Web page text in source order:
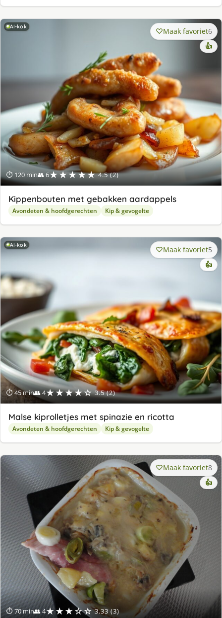
AI-kok
⏱ 120 min👥 6★★★★★ 4.5 (2)
Maak favoriet6
👍
Kippenbouten met gebakken aardappels
Avondeten & hoofdgerechten Kip & gevogelte
AI-kok
⏱ 45 min👥 4★★★★☆ 3.5 (2)
Maak favoriet5
👍
Malse kiprolletjes met spinazie en ricotta
Avondeten & hoofdgerechten Kip & gevogelte
⏱ 70 min👥 4★★★☆☆ 3.33 (3)
Maak favoriet8
👍